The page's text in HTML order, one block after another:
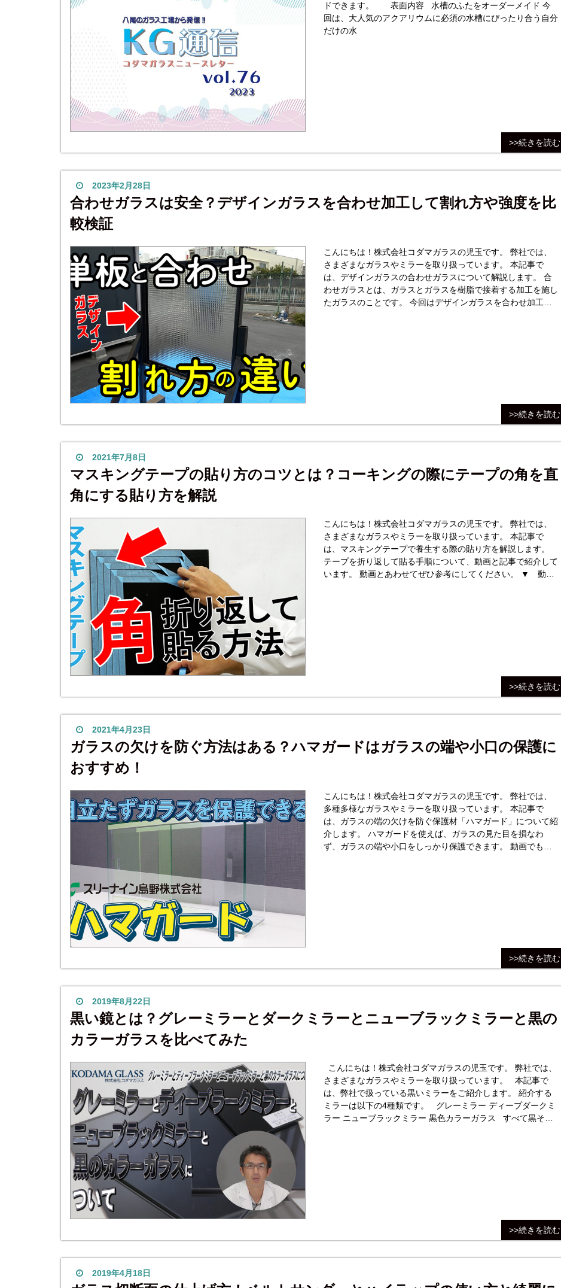
ドできます。 表面内容 水槽のふたをオーダーメイド 今
回は、大人気のアクアリウムに必須の水槽にぴったり合う自分
だけの水
>>続きを読む
2023年2月28日
合わせガラスは安全？デザインガラスを合わせ加工して割れ方や強度を比
較検証
こんにちは！株式会社コダマガラスの児玉です。 弊社では、
さまざまなガラスやミラーを取り扱っています。 本記事で
は、デザインガラスの合わせガラスについて解説します。 合
わせガラスとは、ガラスとガラスを樹脂で接着する加工を施し
たガラスのことです。 今回はデザインガラスを合わせ加工し
>>続きを読む
2021年7月8日
マスキングテープの貼り方のコツとは？コーキングの際にテープの角を直
角にする貼り方を解説
こんにちは！株式会社コダマガラスの児玉です。 弊社では、
さまざまなガラスやミラーを取り扱っています。 本記事で
は、マスキングテープで養生する際の貼り方を解説します。
テープを折り返して貼る手順について、動画と記事で紹介して
います。 動画とあわせてぜひ参考にしてください。 ▼ 動画
>>続きを読む
2021年4月23日
ガラスの欠けを防ぐ方法はある？ハマガードはガラスの端や小口の保護に
おすすめ！
こんにちは！株式会社コダマガラスの児玉です。 弊社では、
多種多様なガラスやミラーを取り扱っています。 本記事で
は、ガラスの端の欠けを防ぐ保護材「ハマガード」について紹
介します。 ハマガードを使えば、ガラスの見た目を損なわ
ず、ガラスの端や小口をしっかり保護できます。 動画でも詳
>>続きを読む
2019年8月22日
黒い鏡とは？グレーミラーとダークミラーとニューブラックミラーと黒の
カラーガラスを比べてみた
こんにちは！株式会社コダマガラスの児玉です。 弊社では、
さまざまなガラスやミラーを取り扱っています。 本記事で
は、弊社で扱っている黒いミラーをご紹介します。 紹介する
ミラーは以下の4種類です。 グレーミラー ディープダークミ
ラー ニューブラックミラー 黒色カラーガラス すべて黒そう
>>続きを読む
2019年4月18日